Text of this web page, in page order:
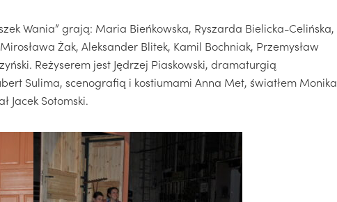
Wania” grają: Maria Bieńkowska, Ryszarda Bielicka-Celińska,
Żak, Aleksander Blitek, Kamil Bochniak, Przemysław
Reżyserem jest Jędrzej Piaskowski, dramaturgią
Sulima, scenografią i kostiumami Anna Met, światłem Monika
Jacek Sotomski.